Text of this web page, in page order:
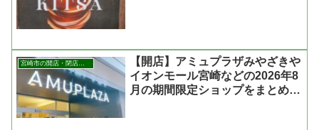
宮崎市の開店・閉店まとめ
【開店】アミュプラザみやざきや
イオンモール宮崎などの2026年8
月の期間限定ショップをまとめた